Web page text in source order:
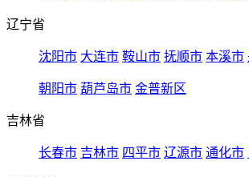
辽宁省
沈阳市 大连市 鞍山市 抚顺市 本溪市
朝阳市 葫芦岛市 金普新区
吉林省
长春市 吉林市 四平市 辽源市 通化市